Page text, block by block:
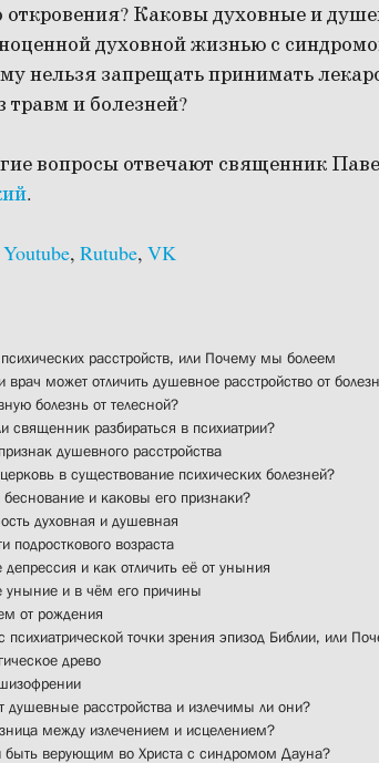
откровения? Каковы духовные и
духовной жизнью с
нельзя запрещать принимать
травм и болезней?
вопросы отвечают священник
.
Youtube, Rutube, VK
расстройств, или Почему мы болеем
врач может отличить душевное расстройство от
болезнь от телесной?
священник разбираться в психиатрии?
душевного расстройства
в существование психических болезней?
беснование и каковы его признаки?
духовная и душевная
подросткового возраста
депрессия и как отличить её от уныния
уныние и в чём его причины
от рождения
психиатрической точки зрения эпизод Библии, или
древо
душевные расстройства и излечимы ли они?
между излечением и исцелением?
верующим во Христа с синдромом Дауна?